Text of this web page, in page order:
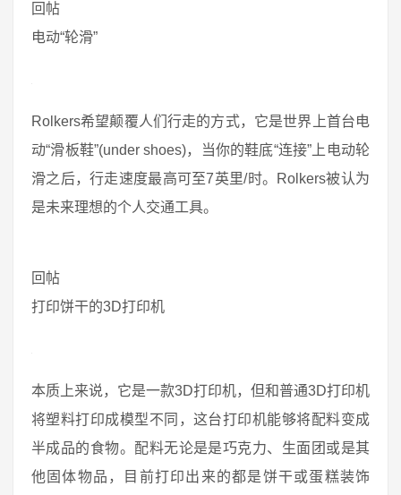
回帖
电动“轮滑”
Rolkers希望颠覆人们行走的方式，它是世界上首台电
动“滑板鞋”(under shoes)，当你的鞋底“连接”上电动轮
滑之后，行走速度最高可至7英里/时。Rolkers被认为
是未来理想的个人交通工具。
回帖
打印饼干的3D打印机
本质上来说，它是一款3D打印机，但和普通3D打印机
将塑料打印成模型不同，这台打印机能够将配料变成
半成品的食物。配料无论是是巧克力、生面团或是其
他固体物品，目前打印出来的都是饼干或蛋糕装饰